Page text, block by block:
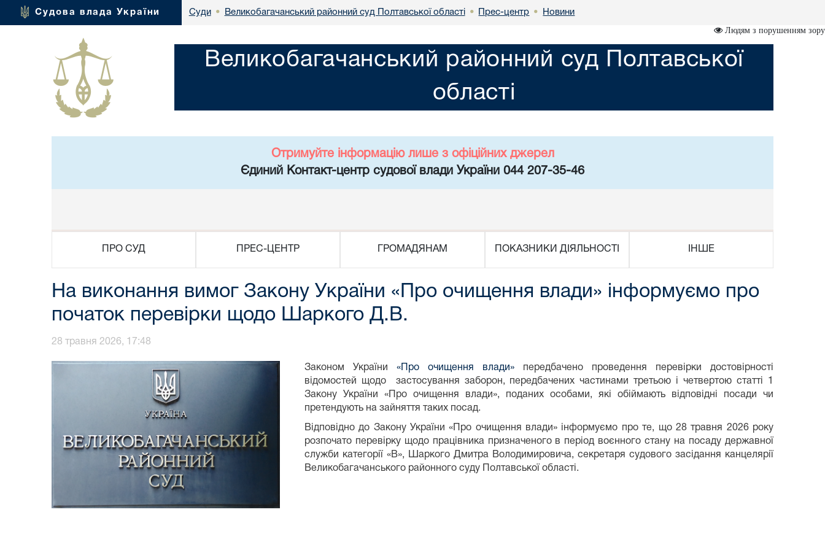
Судова влада України Суди • Великобагачанський районний суд Полтавської області • Прес-центр • Новини
Людям з порушенням зору
Великобагачанський районний суд Полтавської
області
Отримуйте інформацію лише з офіційних джерел
Єдиний Контакт-центр судової влади України 044 207-35-46
ПРО СУД ПРЕС-ЦЕНТР ГРОМАДЯНАМ ПОКАЗНИКИ ДІЯЛЬНОСТІ ІНШЕ
На виконання вимог Закону України «Про очищення влади» інформуємо про
початок перевірки щодо Шаркого Д.В.
28 травня 2026, 17:48
Законом України «Про очищення влади»передбачено проведення перевірки достовірності
відомостей щодо застосування заборон, передбачених частинами третьою і четвертою статті 1
Закону України «Про очищення влади», поданих особами, які обіймають відповідні посади чи
претендують на зайняття таких посад.
Відповідно до Закону України «Про очищення влади» інформуємо про те, що 28 травня 2026 року
розпочато перевірку щодо працівника призначеного в період воєнного стану на посаду державної
служби категорії «В», Шаркого Дмитра Володимировича, секретаря судового засідання канцелярії
Великобагачанського районного суду Полтавської області.